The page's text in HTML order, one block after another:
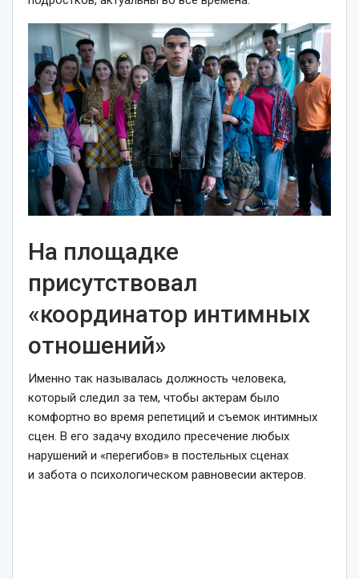
На площадке
присутствовал
«координатор интимных
отношений»
Именно так называлась должность человека,
который следил за тем, чтобы актерам было
комфортно во время репетиций и съемок интимных
сцен. В его задачу входило пресечение любых
нарушений и «перегибов» в постельных сценах
и забота о психологическом равновесии актеров.